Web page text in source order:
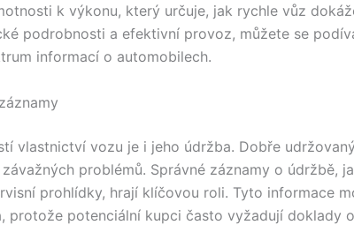
k výkonu, který určuje, jak rychle vůz
podrobnosti a efektivní provoz, můžete se
informací o automobilech.
vlastnictví vozu je i jeho údržba. Dobře
problémů. Správné záznamy o údržbě,
prohlídky, hrají klíčovou roli. Tyto informace
protože potenciální kupci často vyžadují doklady